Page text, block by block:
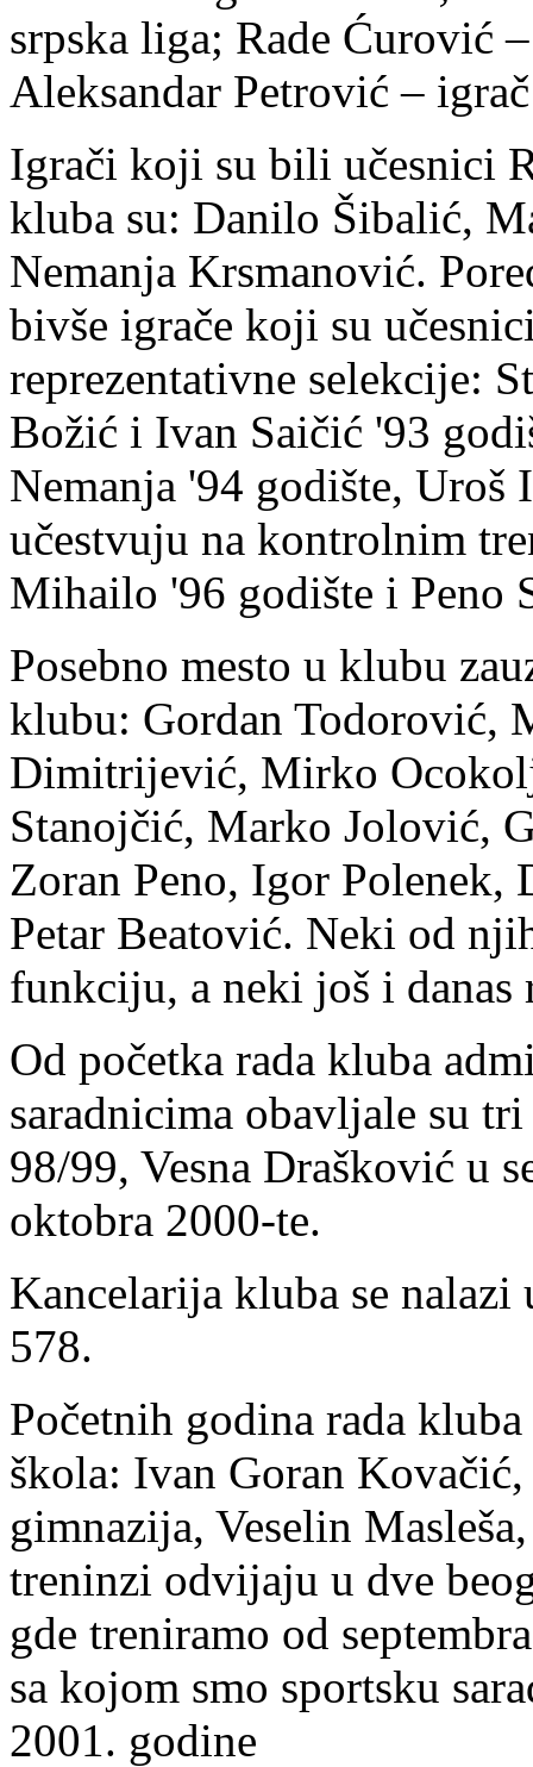
srpska liga; Rade Ćurović
Aleksandar Petrović –
Igrači koji su bili učesnici
kluba su: Danilo Šibalić,
Nemanja Krsmanović.
bivše igrače koji su
reprezentativne selekcije:
Božić i Ivan Saičić '93
Nemanja '94 godište,
učestvuju na kontrolnim
Mihailo '96 godište i Peno
Posebno mesto u klubu
klubu: Gordan Todorović,
Dimitrijević, Mirko
Stanojčić, Marko Jolović,
Zoran Peno, Igor Polenek,
Petar Beatović. Neki od
funkciju, a neki još i danas
Od početka rada kluba
saradnicima obavljale su
98/99, Vesna Drašković u
oktobra 2000-te.
Kancelarija kluba se
578.
Početnih godina rada
škola: Ivan Goran
gimnazija, Veselin
treninzi odvijaju u dve
gde treniramo od
sa kojom smo sportsku
2001. godine